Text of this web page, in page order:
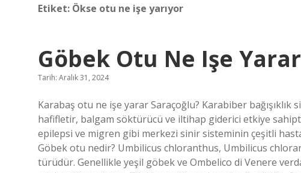
Etiket: Ökse otu ne işe yarıyor
Göbek Otu Ne Işe Yarar
Tarih: Aralık 31, 2024
Karabaş otu ne işe yarar Saraçoğlu? Karabiber bağışıklık
hafifletir, balgam söktürücü ve iltihap giderici etkiye
epilepsi ve migren gibi merkezi sinir sisteminin çeşitli
Göbek otu nedir? Umbilicus chloranthus, Umbilicus
türüdür. Genellikle yeşil göbek ve Ombelico di Venere